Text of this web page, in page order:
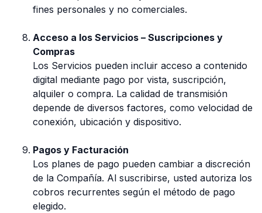
fines personales y no comerciales.
Acceso a los Servicios – Suscripciones y
Compras
Los Servicios pueden incluir acceso a contenido
digital mediante pago por vista, suscripción,
alquiler o compra. La calidad de transmisión
depende de diversos factores, como velocidad de
conexión, ubicación y dispositivo.
Pagos y Facturación
Los planes de pago pueden cambiar a discreción
de la Compañía. Al suscribirse, usted autoriza los
cobros recurrentes según el método de pago
elegido.